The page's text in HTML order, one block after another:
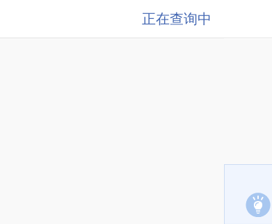
正在查询中